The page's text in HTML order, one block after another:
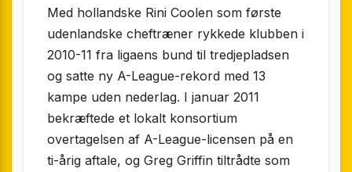
Med hollandske Rini Coolen som første
udenlandske cheftræner rykkede klubben i
2010-11 fra ligaens bund til tredjepladsen
og satte ny A-League-rekord med 13
kampe uden nederlag. I januar 2011
bekræftede et lokalt konsortium
overtagelsen af A-League-licensen på en
ti-årig aftale, og Greg Griffin tiltrådte som